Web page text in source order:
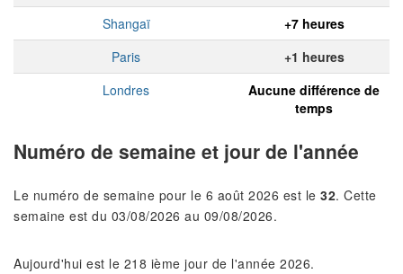
Shangaï
+7 heures
Paris
+1 heures
Londres
Aucune différence de
temps
Numéro de semaine et jour de l'année
Le numéro de semaine pour le 6 août 2026 est le 32. Cette
semaine est du 03/08/2026 au 09/08/2026.
Aujourd'hui est le 218 ième jour de l'année 2026.